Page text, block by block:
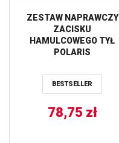
ZESTAW NAPRAWCZY
ZACISKU
HAMULCOWEGO TYŁ
POLARIS
ALL BALLS
BESTSELLER
78,75 zł